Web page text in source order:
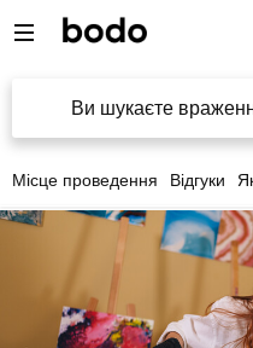
Ви шукаєте
Місце проведення Відгуки